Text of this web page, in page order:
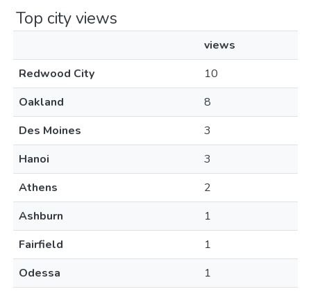
Top city views
views
Redwood City
10
Oakland
8
Des Moines
3
Hanoi
3
Athens
2
Ashburn
1
Fairfield
1
Odessa
1